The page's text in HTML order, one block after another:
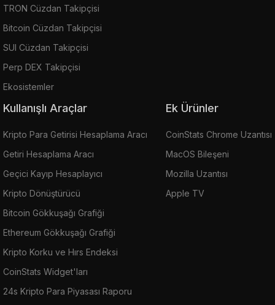
TRON Cüzdan Takipçisi
Bitcoin Cüzdan Takipçisi
SUI Cüzdan Takipçisi
Perp DEX Takipçisi
Ekosistemler
Kullanışlı Araçlar
Kripto Para Getirisi Hesaplama Aracı
Getiri Hesaplama Aracı
Geçici Kayıp Hesaplayıcı
Kripto Dönüştürücü
Bitcoin Gökkuşağı Grafiği
Ethereum Gökkuşağı Grafiği
Kripto Korku ve Hırs Endeksi
CoinStats Widget'ları
24s Kripto Para Piyasası Raporu
Ek Ürünler
CoinStats Chrome Uzantısı
MacOS Bileşeni
Mozilla Uzantısı
Apple TV